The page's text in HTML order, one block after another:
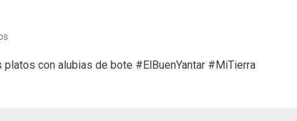
buen
con alubias de bote #ElBuenYantar #MiTierra